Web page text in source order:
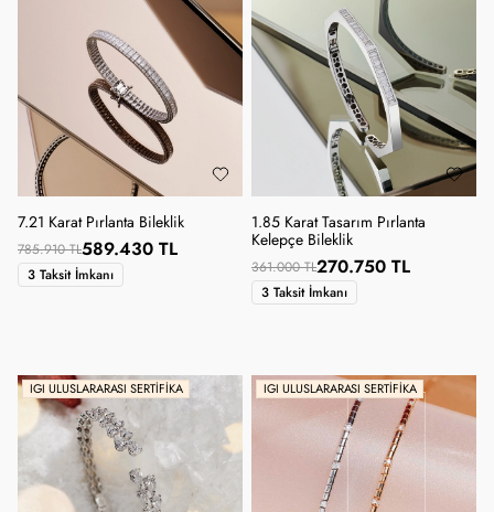
7.21 Karat Pırlanta Bileklik
785.910 TL589.430 TL
3 Taksit İmkanı
1.85 Karat Tasarım Pırlanta
Kelepçe Bileklik
361.000 TL270.750 TL
3 Taksit İmkanı
IGI ULUSLARARASI SERTIFIKA IGI ULUSLARARASI SERTIFIKA